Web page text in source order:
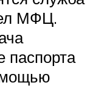
МФЦ.
паспорта